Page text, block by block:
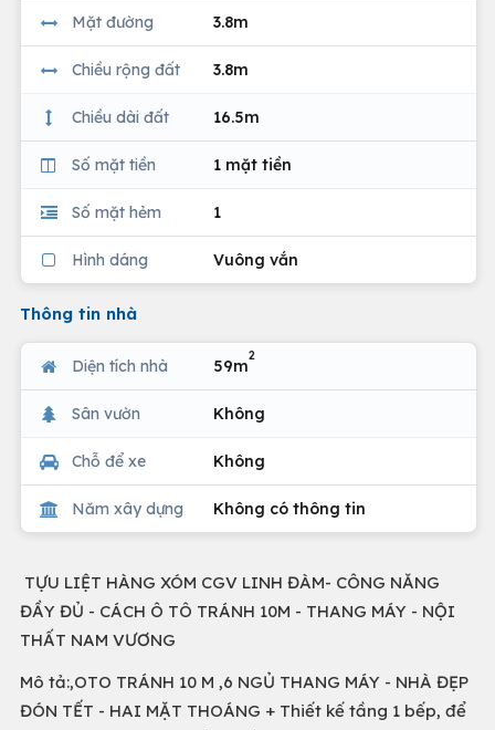
Mặt đường 3.8m
Chiều rộng đất 3.8m
Chiều dài đất 16.5m
Số mặt tiền 1 mặt tiền
Số mặt hẻm 1
Hình dáng Vuông vắn
Thông tin nhà
Diện tích nhà 59m
2
Sân vườn Không
Chỗ để xe Không
Năm xây dựng Không có thông tin
TỰU LIỆT HÀNG XÓM CGV LINH ĐÀM- CÔNG NĂNG
ĐẦY ĐỦ - CÁCH Ô TÔ TRÁNH 10M - THANG MÁY - NỘI
THẤT NAM VƯƠNG
Mô tả:,OTO TRÁNH 10 M ,6 NGỦ THANG MÁY - NHÀ ĐẸP
ĐÓN TẾT - HAI MẶT THOÁNG + Thiết kế tầng 1 bếp, để